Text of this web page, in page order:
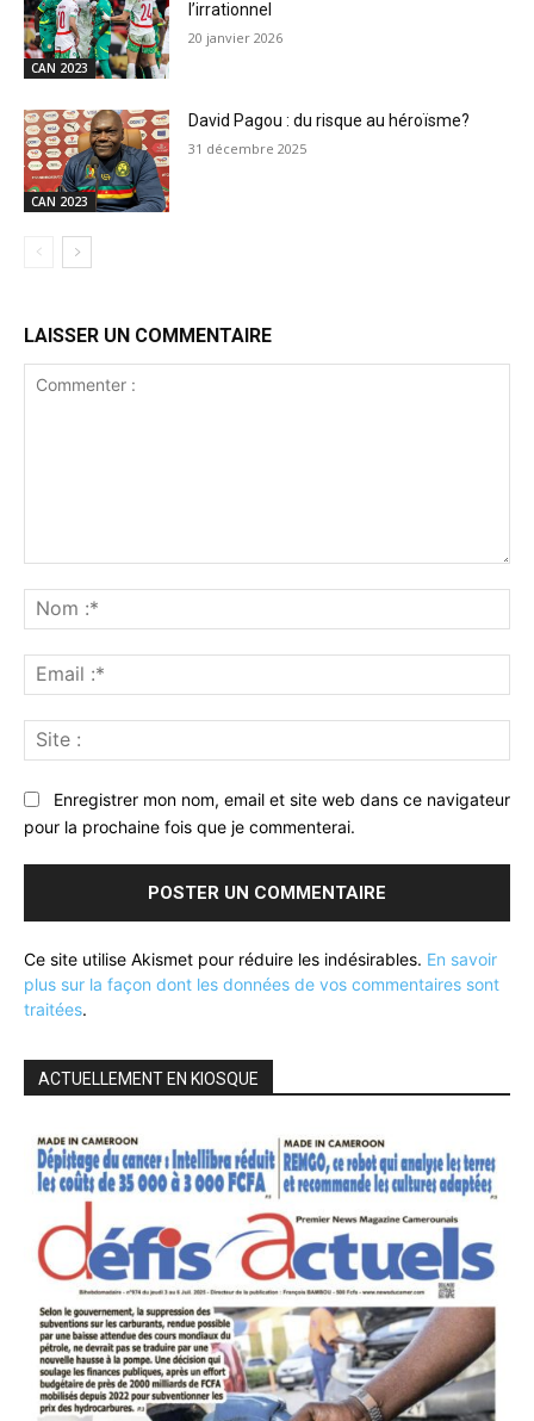
CAN 2023
l’irrationnel
20 janvier 2026
CAN 2023
David Pagou : du risque au héroïsme?
31 décembre 2025
LAISSER UN COMMENTAIRE
:*
:*
:
Enregistrer mon nom, email et site web dans ce navigateur
pour la prochaine fois que je commenterai.
Ce site utilise Akismet pour réduire les indésirables. En savoir
plus sur la façon dont les données de vos commentaires sont
traitées.
ACTUELLEMENT EN KIOSQUE